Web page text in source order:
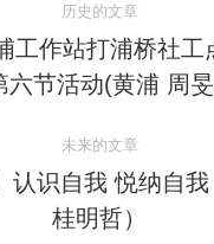
历史的文章
历
史
章：
工作站打浦桥社工
六节活动(黄浦 周旻
未来的文章
未
来
认识自我 悦纳自
桂明哲）